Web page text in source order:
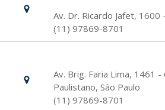
Av. Dr. Ricardo Jafet, 1600
(11) 97869-8701
Av. Brig. Faria Lima, 1461 -
Paulistano, São Paulo
(11) 97869-8701